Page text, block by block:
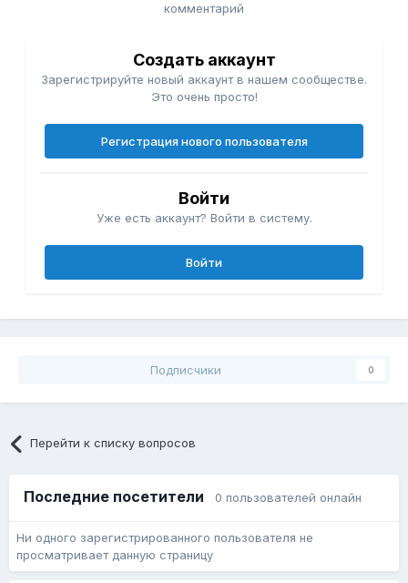
комментарий
Создать аккаунт
Зарегистрируйте новый аккаунт в нашем сообществе.
Это очень просто!
Регистрация нового пользователя
Войти
Уже есть аккаунт? Войти в систему.
Войти
Подписчики 0
Перейти к списку вопросов
Последние посетители 0 пользователей онлайн
Ни одного зарегистрированного пользователя не
просматривает данную страницу